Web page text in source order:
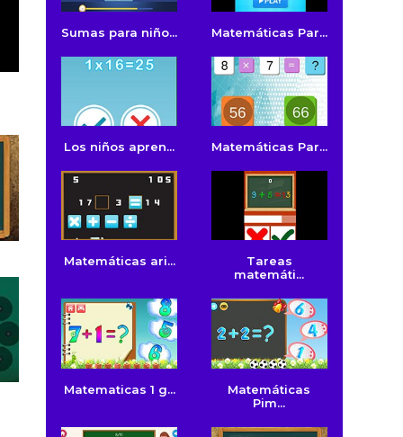
Sumas para niño... Matemáticas Par...
Los niños apren... Matemáticas Par...
Matemáticas ari...
Tareas
matemáti...
Matematicas 1 g...
Matemáticas
Pim...